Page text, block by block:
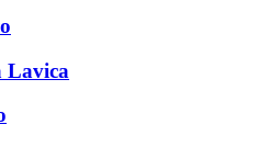
Lavica